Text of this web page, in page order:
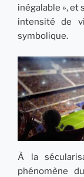
inégalable », et
intensité de
symbolique.
À la
phénomène